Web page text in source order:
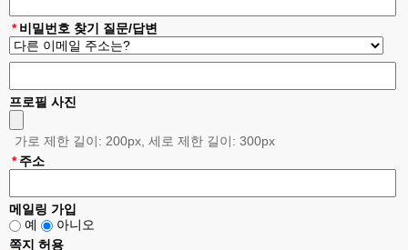
* 비밀번호 찾기 질문/답변
프로필 사진
가로 제한 길이: 200px, 세로 제한 길이: 300px
* 주소
메일링 가입
예
아니오
쪽지 허용